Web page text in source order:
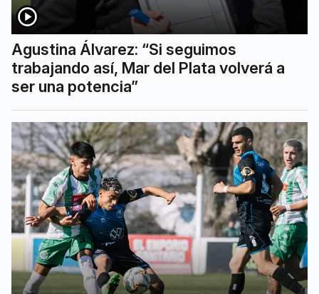
Agustina Álvarez: “Si seguimos
trabajando así, Mar del Plata volverá a
ser una potencia”